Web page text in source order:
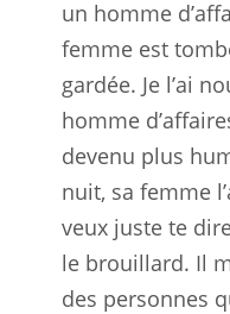
un homme
femme est
gardée. Je l’ai
homme
devenu plus
nuit, sa femme
veux juste te
le brouillard. Il
des personnes